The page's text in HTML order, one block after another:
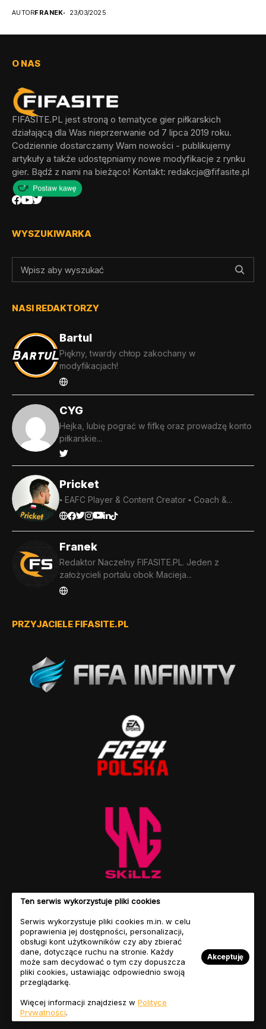
AUTORFRANEK 23/03/2025
O NAS
FIFASITE.PL jest stroną o tematyce gier piłkarskich
działającą dla Was nieprzerwanie od 7 lipca 2019 roku.
Codziennie dostarczamy Wam nowości - publikujemy
artykuły a także udostępniamy nowe modyfikacje z rynku
gier. Bądź z nami na bieżąco! Kontakt: redakcja@fifasite.pl
WYSZUKIWARKA
NASI REDAKTORZY
Bartul
Piękny, twardy chłop zakochany w
modyfikacjach!
CYG
Hejka, lubię pograć w fifkę oraz prowadzę konto
piłkarskie...
Pricket
▪️ EAFC Player & Content Creator ▪️ Coach &...
Franek
Redaktor Naczelny FIFASITE.PL. Jeden z
założycieli portalu obok Macieja...
PRZYJACIELE FIFASITE.PL
Regulamin
Serwisu
Polityka
Nasz
Ten serwis wykorzystuje pliki cookies
Serwis wykorzystuje pliki cookies m.in. w celu
poprawienia jej dostępności, personalizacji,
obsługi kont użytkowników czy aby zbierać
dane, dotyczące ruchu na stronie. Każdy
może sam decydować o tym czy dopuszcza
pliki cookies, ustawiając odpowiednio swoją
przeglądarkę.
Więcej informacji znajdziesz w Polityce
Prywatności.
Akceptuję